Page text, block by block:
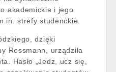
akademickie i jego
strefy studenckie.
dzięki
Rossmann, urządziła
Hasło „Jedz, ucz się,